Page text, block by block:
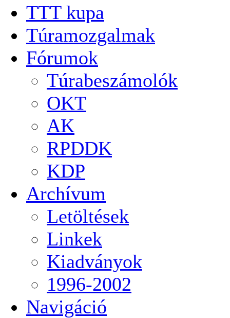
TTT kupa
Túramozgalmak
Fórumok
Túrabeszámolók
OKT
AK
RPDDK
KDP
Archívum
Letöltések
Linkek
Kiadványok
1996-2002
Navigáció